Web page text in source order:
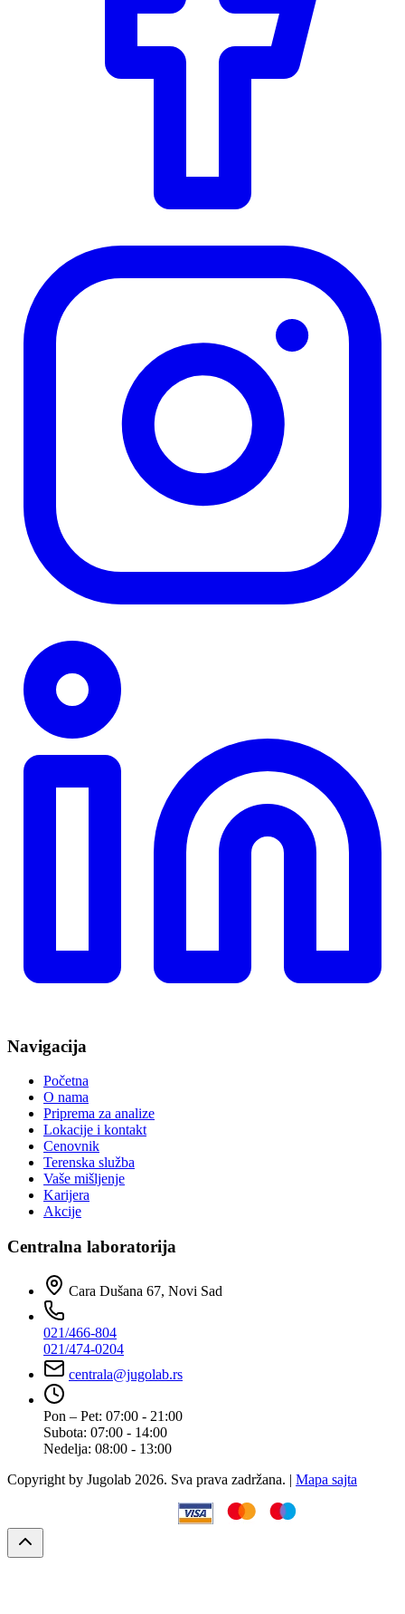
Navigacija
Početna
O nama
Priprema za analize
Lokacije i kontakt
Cenovnik
Terenska služba
Vaše mišljenje
Karijera
Akcije
Centralna laboratorija
Cara Dušana 67, Novi Sad
021/466-804
021/474-0204
centrala@jugolab.rs
Pon – Pet: 07:00 - 21:00
Subota: 07:00 - 14:00
Nedelja: 08:00 - 13:00
Copyright by Jugolab 2026. Sva prava zadržana. | Mapa sajta